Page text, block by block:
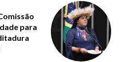
para